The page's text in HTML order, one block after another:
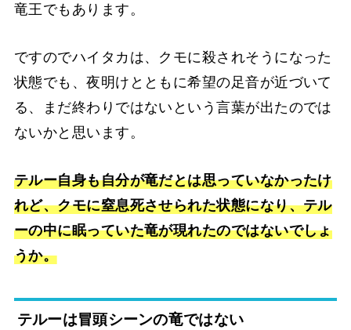
竜王でもあります。
ですのでハイタカは、クモに殺されそうになった
状態でも、夜明けとともに希望の足音が近づいて
る、まだ終わりではないという言葉が出たのでは
ないかと思います。
テルー自身も自分が竜だとは思っていなかったけ
れど、クモに窒息死させられた状態になり、テル
ーの中に眠っていた竜が現れたのではないでしょ
うか。
テルーは冒頭シーンの竜ではない